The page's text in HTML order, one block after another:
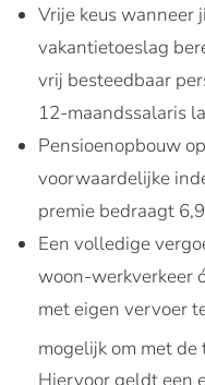
Vrije keus wanneer
vakantietoeslag
vrij besteedbaar
12-maandssalaris
Pensioenopbouw
voorwaardelijke
premie bedraagt
Een volledige
woon-werkverkeer
met eigen vervoer
mogelijk om met de